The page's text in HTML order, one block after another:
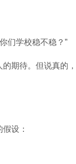
们学校稳不稳？”
期待。但说真的
设：